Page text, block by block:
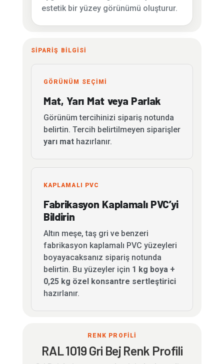
estetik bir yüzey görünümü oluşturur.
SİPARİŞ BİLGİSİ
GÖRÜNÜM SEÇİMİ
Mat, Yarı Mat veya Parlak
Görünüm tercihinizi sipariş notunda
belirtin. Tercih belirtilmeyen siparişler
yarı mat hazırlanır.
KAPLAMALI PVC
Fabrikasyon Kaplamalı PVC’yi
Bildirin
Altın meşe, taş gri ve benzeri
fabrikasyon kaplamalı PVC yüzeyleri
boyayacaksanız sipariş notunda
belirtin. Bu yüzeyler için 1 kg boya +
0,25 kg özel konsantre sertleştirici
hazırlanır.
RENK PROFİLİ
RAL 1019 Gri Bej Renk Profili